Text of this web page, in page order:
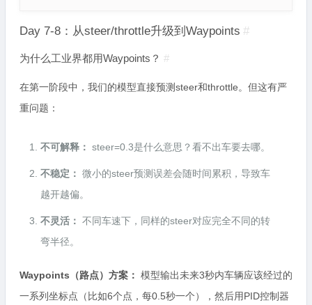
Day 7-8：从steer/throttle升级到Waypoints #
为什么工业界都用Waypoints？ #
在第一阶段中，我们的模型直接预测steer和throttle。但这有严
重问题：
不可解释： steer=0.3是什么意思？看不出车要去哪。
不稳定： 微小的steer预测误差会随时间累积，导致车
越开越偏。
不灵活： 不同车速下，同样的steer对应完全不同的转
弯半径。
Waypoints（路点）方案： 模型输出未来3秒内车辆应该经过的
一系列坐标点（比如6个点，每0.5秒一个），然后用PID控制器